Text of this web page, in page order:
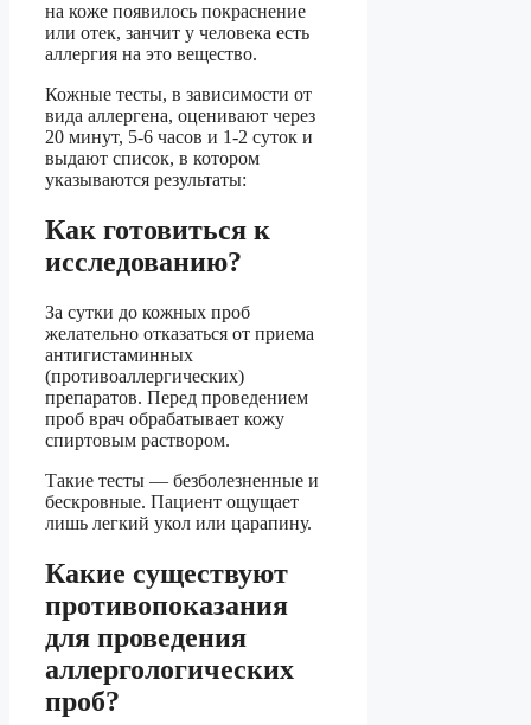
на коже появилось покраснение
или отек, занчит у человека есть
аллергия на это вещество.
Кожные тесты, в зависимости от
вида аллергена, оценивают через
20 минут, 5-6 часов и 1-2 суток и
выдают список, в котором
указываются результаты:
Как готовиться к
исследованию?
За сутки до кожных проб
желательно отказаться от приема
антигистаминных
(противоаллергических)
препаратов. Перед проведением
проб врач обрабатывает кожу
спиртовым раствором.
Такие тесты — безболезненные и
бескровные. Пациент ощущает
лишь легкий укол или царапину.
Какие существуют
противопоказания
для проведения
аллергологических
проб?